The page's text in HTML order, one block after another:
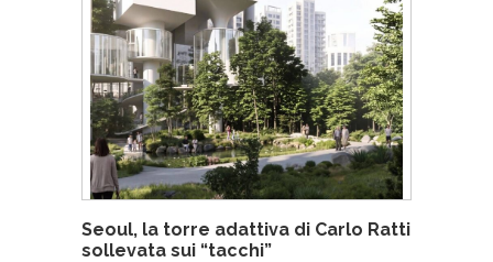
Seoul, la torre adattiva di Carlo Ratti
sollevata sui “tacchi”